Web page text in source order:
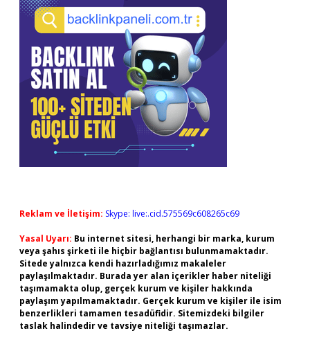
Reklam ve İletişim: Skype: live:.cid.575569c608265c69
Yasal Uyarı: Bu internet sitesi, herhangi bir marka, kurum
veya şahıs şirketi ile hiçbir bağlantısı bulunmamaktadır.
Sitede yalnızca kendi hazırladığımız makaleler
paylaşılmaktadır. Burada yer alan içerikler haber niteliği
taşımamakta olup, gerçek kurum ve kişiler hakkında
paylaşım yapılmamaktadır. Gerçek kurum ve kişiler ile isim
benzerlikleri tamamen tesadüfidir. Sitemizdeki bilgiler
taslak halindedir ve tavsiye niteliği taşımazlar.